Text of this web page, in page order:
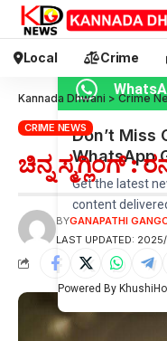
Local Crime
Kannada Dhwani >Crime
CRIME NEWS
ಚಿನ್ನ ಸ್ಮಗ್ಲಿಂಗ್ :
LAST UPDATED:
BYGANAPATHI
Don’t Miss
WhatsApp
Get the latest
content
Powered By